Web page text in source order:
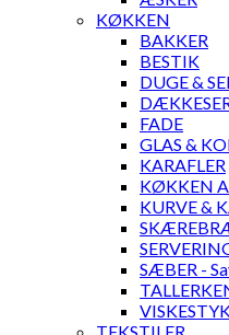
KØKKEN
BAKKER
BESTIK
DUGE &
FADE
GLAS &
KARAFLER
KØKKEN
KURVE &
SÆBER -